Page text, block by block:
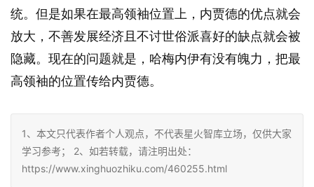
统。但是如果在最高领袖位置上，内贾德的优点就会
放大，不善发展经济且不讨世俗派喜好的缺点就会被
隐藏。现在的问题就是，哈梅内伊有没有魄力，把最
高领袖的位置传给内贾德。
1、本文只代表作者个人观点，不代表星火智库立场，仅供大家
学习参考； 2、如若转载，请注明出处：
https://www.xinghuozhiku.com/460255.html